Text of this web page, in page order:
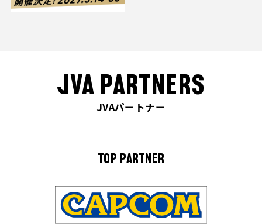
JVA PARTNERS
JVAパートナー
TOP PARTNER